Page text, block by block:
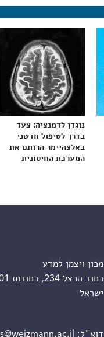
נוגדן לדמנציה: צעד
בדרך לטיפול חדשני
באלצהיימר הרותם את
המערכת החיסונית
מכון ויצמן למדע
רחוב הרצל 234, רחובות 7610001
ישראל
דוא"ל: